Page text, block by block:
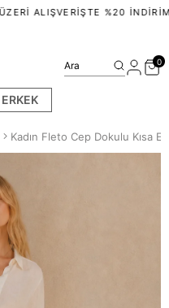
ALIŞVERIŞTE %20 İNDIRIM
ERKEK
Ara 0
Kadın Fleto Cep Dokulu Kısa